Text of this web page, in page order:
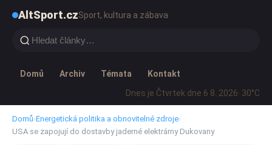
AltSport.czSport, kultura a zábava
Domů Archiv Témata
Kontakt
Dnes je Čtvrtek dne 6 8. 2026· 30°C
Domů›Energetická politika a obnovitelné zdroje›
USA se zapojují do dostavby jaderné elektrárny Dukovany